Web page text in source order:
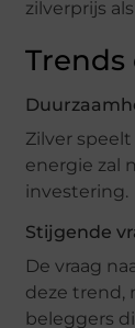
zilverprijs
Zilver
energie zal
investering.
Stijgende
De vraag
deze trend,
beleggers